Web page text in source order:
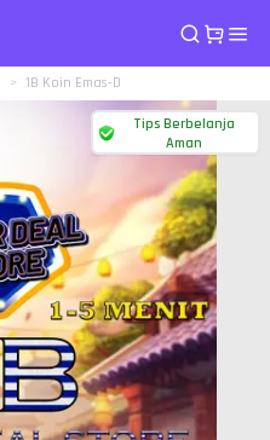
1B Koin Emas-D
Tips Berbelanja
Aman